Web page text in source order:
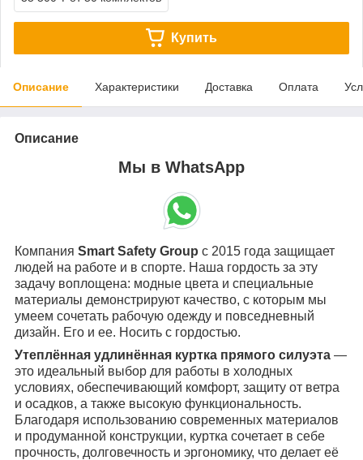
Купить
Описание Характеристики Доставка Оплата
Описание
Мы в WhatsApp
Компания Smart Safety Group с 2015 года защищает
людей на работе и в спорте. Наша гордость за эту
задачу воплощена: модные цвета и специальные
материалы демонстрируют качество, с которым мы
умеем сочетать рабочую одежду и повседневный
дизайн. Его и ее. Носить с гордостью.
Утеплённая удлинённая куртка прямого силуэта —
это идеальный выбор для работы в холодных
условиях, обеспечивающий комфорт, защиту от ветра
и осадков, а также высокую функциональность.
Благодаря использованию современных материалов
и продуманной конструкции, куртка сочетает в себе
прочность, долговечность и эргономику, что делает её